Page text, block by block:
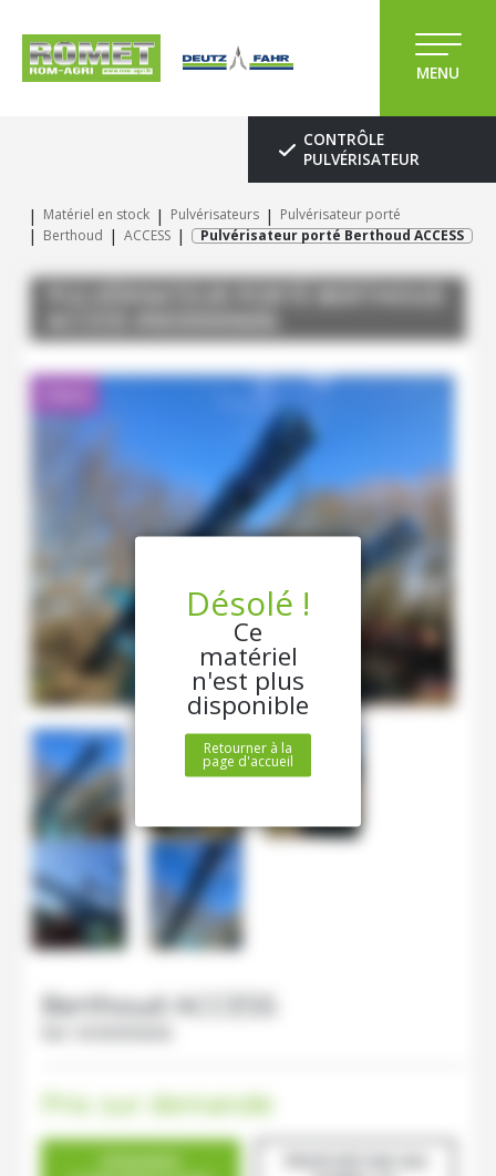
MENU
CONTRÔLE
PULVÉRISATEUR
Matériel en stock Pulvérisateurs
Pulvérisateur porté
Berthoud
ACCESS Pulvérisateur porté Berthoud ACCESS
BerthoudACCESS
Prix sur demande
Désolé !
Ce
matériel
n'est plus
disponible
Retourner à la
page d'accueil